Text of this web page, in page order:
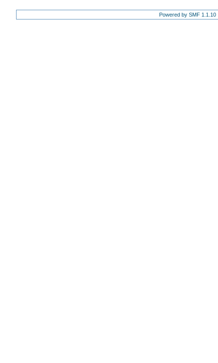
Powered by SMF 1.1.10